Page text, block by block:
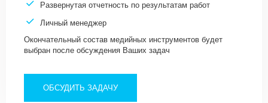
Развернутая отчетность по результатам работ
Личный менеджер
Окончательный состав медийных инструментов будет
выбран после обсуждения Ваших задач
ОБСУДИТЬ ЗАДАЧУ